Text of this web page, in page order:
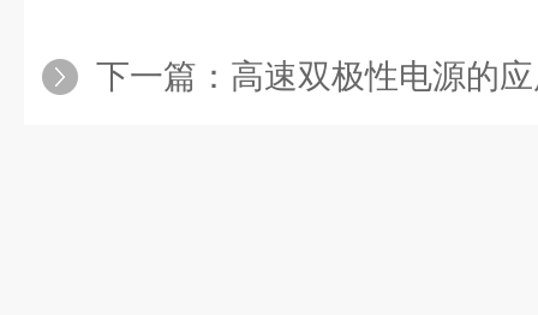
下一篇： 高速双极性电源的